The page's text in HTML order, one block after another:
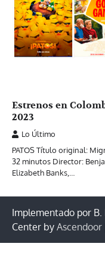
Estrenos en
2023
Lo Último
PATOS Título original:
32 minutos Director:
Elizabeth Banks,…
Implementado por
Center by Ascendoor